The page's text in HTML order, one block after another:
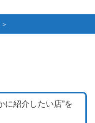
に紹介したい店”を